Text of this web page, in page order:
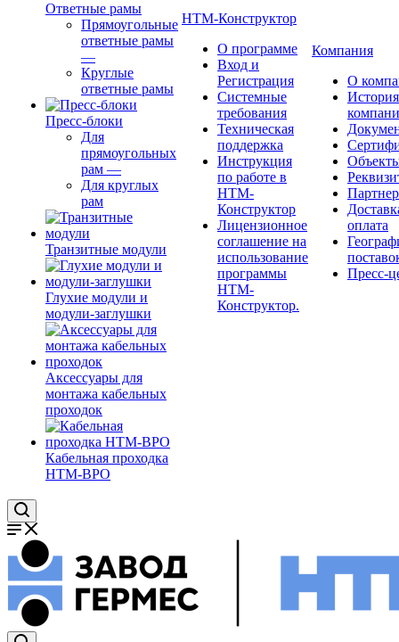
Ответные рамы
Прямоугольные
ответные рамы
—
Круглые
ответные рамы
Пресс-блоки
Для
прямоугольных
рам —
Для круглых
рам
Транзитные модули
Глухие модули и
модули-заглушки
Аксессуары для
монтажа кабельных
проходок
Кабельная проходка
НТМ-ВРО
НТМ-Конструктор
О программе
Вход и
Регистрация
Системные
требования
Техническая
поддержка
Инструкция
по работе в
НТМ-
Конструктор
Лицензионное
соглашение на
использование
программы
НТМ-
Конструктор.
Компания
О
История
оплата
Пресс-